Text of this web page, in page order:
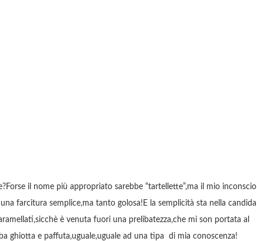
il nome più appropriato sarebbe “tartellette”,ma il mio inconscio
farcitura semplice,ma tanto golosa!E la semplicità sta nella candida
è venuta fuori una prelibatezza,che mi son portata al
ghiotta e paffuta,uguale,uguale ad una tipa di mia conoscenza!